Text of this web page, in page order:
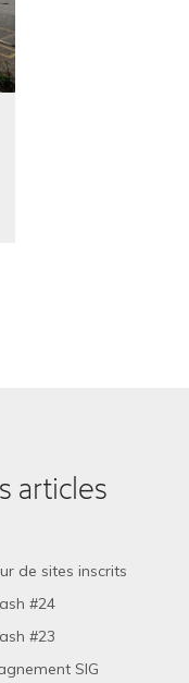
articles
de sites inscrits
#24
#23
SIG